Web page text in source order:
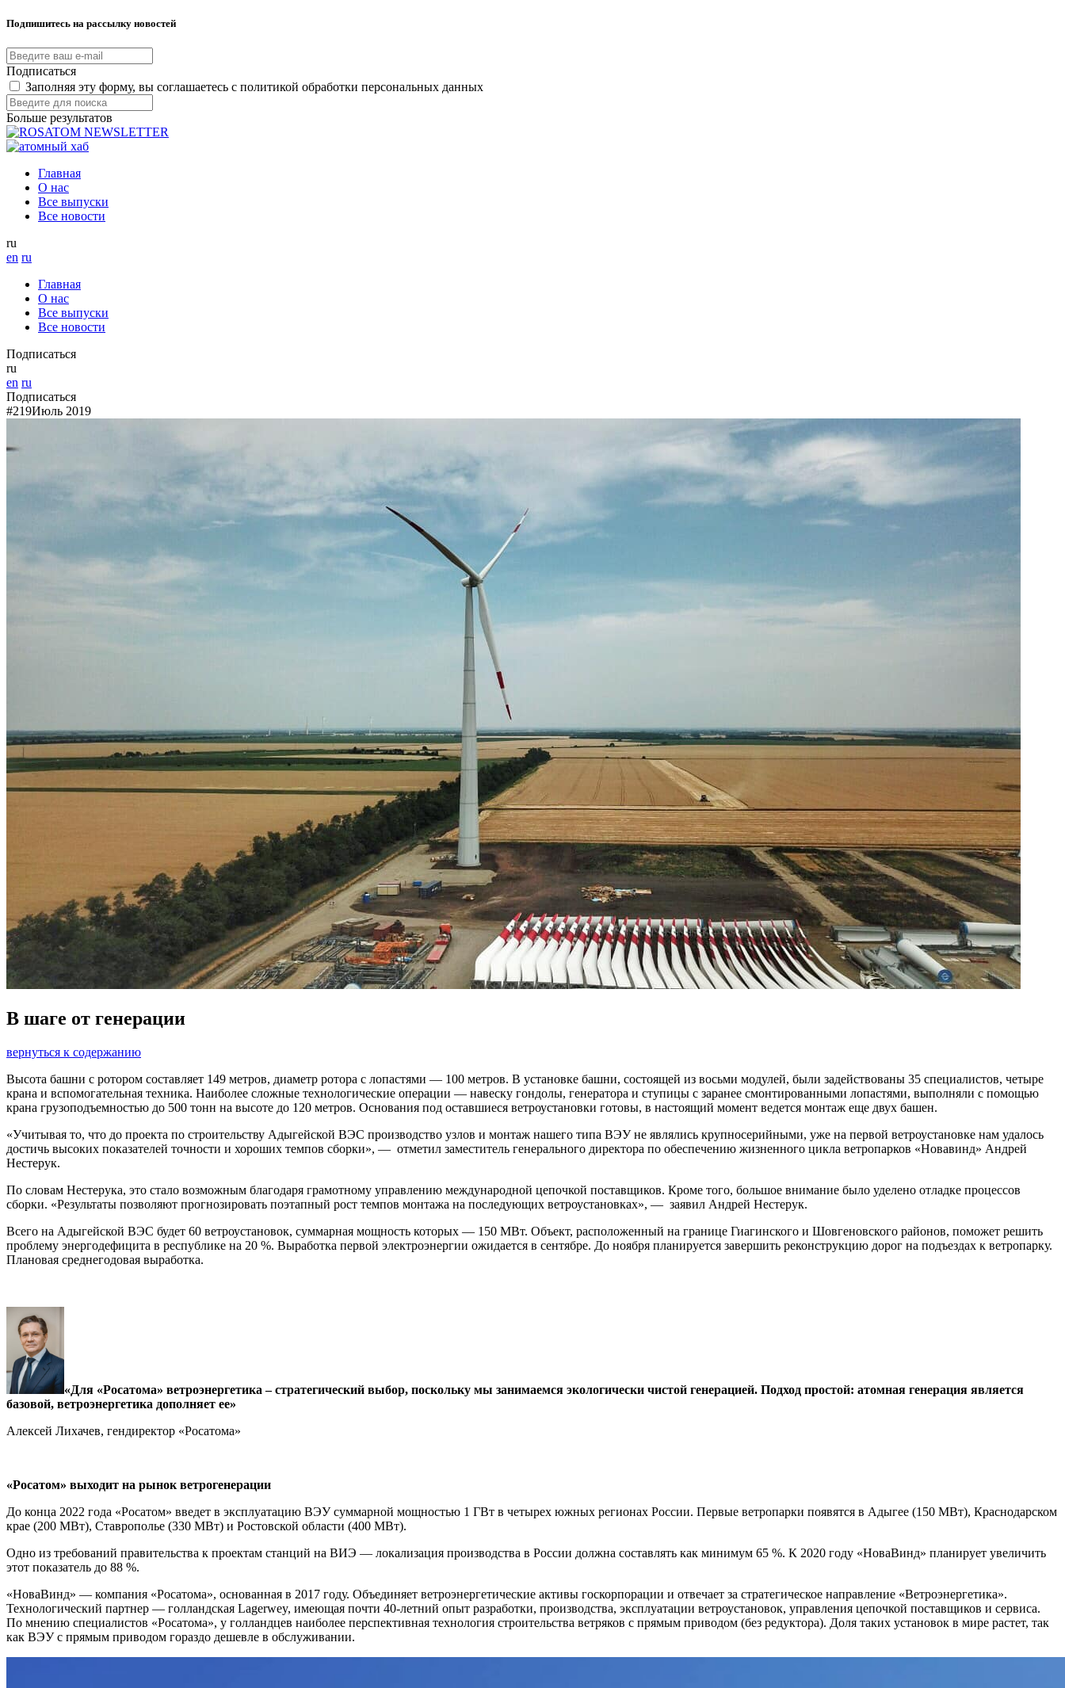
Подпишитесь на рассылку новостей
Подписаться
Заполняя эту форму, вы соглашаетесь с политикой обработки персональных данных
Больше результатов
Главная
О нас
Все выпуски
Все новости
ru
en ru
Главная
О нас
Все выпуски
Все новости
Подписаться
ru
en ru
Подписаться
#219Июль 2019
В шаге от генерации
вернуться к содержанию
Высота башни с ротором составляет 149 метров, диаметр ротора с лопастями — 100 метров. В установке башни, состоящей из восьми модулей, были задействованы 35 специалистов, четыре
крана и вспомогательная техника. Наиболее сложные технологические операции — навеску гондолы, генератора и ступицы с заранее смонтированными лопастями, выполняли с помощью
крана грузоподъемностью до 500 тонн на высоте до 120 метров. Основания под оставшиеся ветроустановки готовы, в настоящий момент ведется монтаж еще двух башен.
«Учитывая то, что до проекта по строительству Адыгейской ВЭС производство узлов и монтаж нашего типа ВЭУ не являлись крупносерийными, уже на первой ветроустановке нам удалось
достичь высоких показателей точности и хороших темпов сборки», — отметил заместитель генерального директора по обеспечению жизненного цикла ветропарков «Новавинд» Андрей
Нестерук.
По словам Нестерука, это стало возможным благодаря грамотному управлению международной цепочкой поставщиков. Кроме того, большое внимание было уделено отладке процессов
сборки. «Результаты позволяют прогнозировать поэтапный рост темпов монтажа на последующих ветроустановках», — заявил Андрей Нестерук.
Всего на Адыгейской ВЭС будет 60 ветроустановок, суммарная мощность которых — 150 МВт. Объект, расположенный на границе Гиагинского и Шовгеновского районов, поможет решить
проблему энергодефицита в республике на 20 %. Выработка первой электроэнергии ожидается в сентябре. До ноября планируется завершить реконструкцию дорог на подъездах к ветропарку.
Плановая среднегодовая выработка.
«Для «Росатома» ветроэнергетика – стратегический выбор, поскольку мы занимаемся экологически чистой генерацией. Подход простой: атомная генерация является
базовой, ветроэнергетика дополняет ее»
Алексей Лихачев, гендиректор «Росатома»
«Росатом» выходит на рынок ветрогенерации
До конца 2022 года «Росатом» введет в эксплуатацию ВЭУ суммарной мощностью 1 ГВт в четырех южных регионах России. Первые ветропарки появятся в Адыгее (150 МВт), Краснодарском
крае (200 МВт), Ставрополье (330 МВт) и Ростовской области (400 МВт).
Одно из требований правительства к проектам станций на ВИЭ — локализация производства в России должна составлять как минимум 65 %. К 2020 году «НоваВинд» планирует увеличить
этот показатель до 88 %.
«НоваВинд» — компания «Росатома», основанная в 2017 году. Объединяет ветроэнергетические активы госкорпорации и отвечает за стратегическое направление «Ветроэнергетика».
Технологический партнер — голландская Lagerwey, имеющая почти 40-летний опыт разработки, производства, эксплуатации ветроустановок, управления цепочкой поставщиков и сервиса.
По мнению специалистов «Росатома», у голландцев наиболее перспективная технология строительства ветряков с прямым приводом (без редуктора). Доля таких установок в мире растет, так
как ВЭУ с прямым приводом гораздо дешевле в обслуживании.